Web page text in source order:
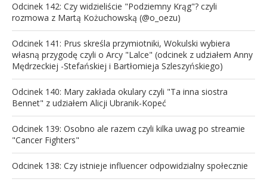
Odcinek 142: Czy widzieliście "Podziemny Krąg"? czyli
rozmowa z Martą Kożuchowską (@o_oezu)
Odcinek 141: Prus skreśla przymiotniki, Wokulski wybiera
własną przygodę czyli o Arcy "Lalce" (odcinek z udziałem Anny
Mędrzeckiej -Stefańskiej i Bartłomieja Szleszyńskiego)
Odcinek 140: Mary zakłada okulary czyli "Ta inna siostra
Bennet" z udziałem Alicji Ubranik-Kopeć
Odcinek 139: Osobno ale razem czyli kilka uwag po streamie
"Cancer Fighters"
Odcinek 138: Czy istnieje influencer odpowidzialny społecznie